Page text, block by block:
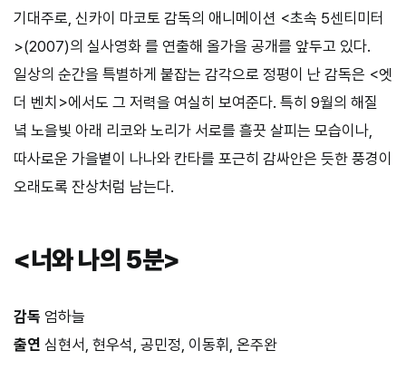
기대주로, 신카이 마코토 감독의 애니메이션 <초속 5센티미터
>(2007)의 실사영화 를 연출해 올가을 공개를 앞두고 있다.
일상의 순간을 특별하게 붙잡는 감각으로 정평이 난 감독은 <엣
더 벤치>에서도 그 저력을 여실히 보여준다. 특히 9월의 해질
녘 노을빛 아래 리코와 노리가 서로를 흘끗 살피는 모습이나,
따사로운 가을볕이 나나와 칸타를 포근히 감싸안은 듯한 풍경이
오래도록 잔상처럼 남는다.
<너와 나의 5분>
감독 엄하늘
출연 심현서, 현우석, 공민정, 이동휘, 온주완